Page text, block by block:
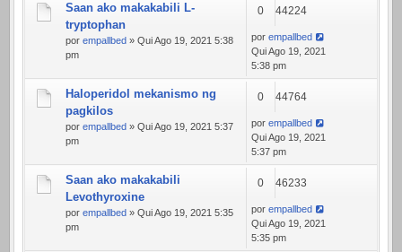
Saan ako makakabili L-
tryptophan
por empallbed » Qui Ago 19, 2021 5:38
pm
0 44224
por empallbed
Qui Ago 19, 2021
5:38 pm
Haloperidol mekanismo ng
pagkilos
por empallbed » Qui Ago 19, 2021 5:37
pm
0 44764
por empallbed
Qui Ago 19, 2021
5:37 pm
Saan ako makakabili
Levothyroxine
por empallbed » Qui Ago 19, 2021 5:35
pm
0 46233
por empallbed
Qui Ago 19, 2021
5:35 pm